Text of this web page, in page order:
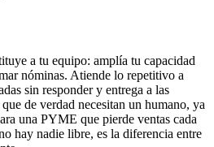
a tu equipo: amplía tu capacidad
nóminas. Atiende lo repetitivo a
sin responder y entrega a las
de verdad necesitan un humano, ya
una PYME que pierde ventas cada
hay nadie libre, es la diferencia entre